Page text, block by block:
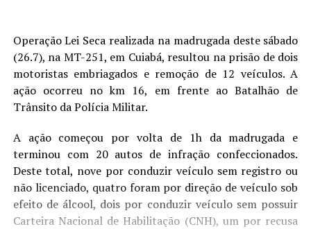
Operação Lei Seca realizada na madrugada deste sábado
(26.7), na MT-251, em Cuiabá, resultou na prisão de dois
motoristas embriagados e remoção de 12 veículos. A
ação ocorreu no km 16, em frente ao Batalhão de
Trânsito da Polícia Militar.
A ação começou por volta de 1h da madrugada e
terminou com 20 autos de infração confeccionados.
Deste total, nove por conduzir veículo sem registro ou
não licenciado, quatro foram por direção de veículo sob
efeito de álcool, dois por conduzir veículo sem possuir
Carteira Nacional de Habilitação (CNH), um por recusa